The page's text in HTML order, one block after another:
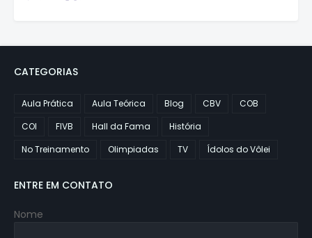
CATEGORIAS
Aula Prática Aula Teórica Blog CBV
COB
COI
FIVB Hall da Fama
História
No Treinamento
Olimpiadas TV Ídolos do Vôlei
ENTRE EM CONTATO
Nome